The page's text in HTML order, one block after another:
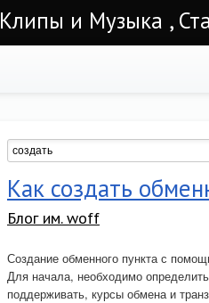
Клипы и Музыка ,
Как создать
Блог им. woff
Создание обменного пункта с
Для начала, необходимо
поддерживать, курсы обмена и